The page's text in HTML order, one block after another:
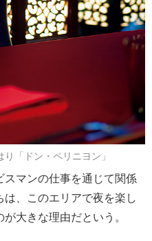
「ドン・ペリニヨン」
マンの仕事を通じて関係
、このエリアで夜を楽し
大きな理由だという。